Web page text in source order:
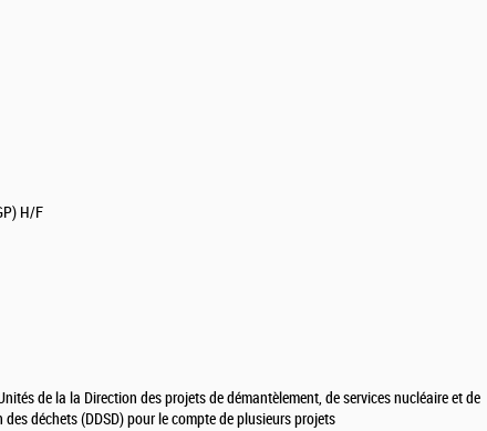
H/F
de la la Direction des projets de démantèlement, de services nucléaire et de
des déchets (DDSD) pour le compte de plusieurs projets